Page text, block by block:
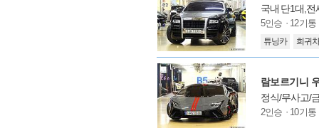
국내 단1대,전
모
옵
5인승 12기통
튜닝카 희귀차
람보르기니
정식/무사고/
모
2인승 10기통